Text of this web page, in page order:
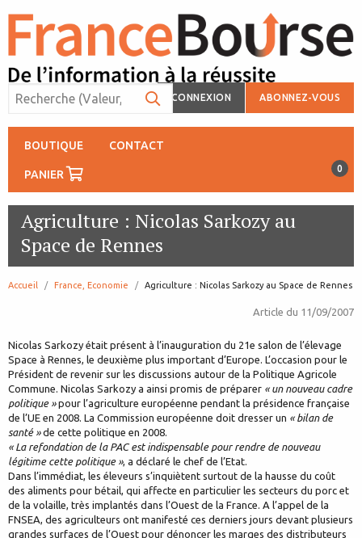
CONNEXION ABONNEZ-VOUS
BOUTIQUE CONTACT
PANIER 0
Agriculture : Nicolas Sarkozy au
Space de Rennes
Accueil France, Economie page:
Agriculture : Nicolas Sarkozy au Space de Rennes
Article du 11/09/2007
Nicolas Sarkozy était présent à l’inauguration du 21e salon de l’élevage
Space à Rennes, le deuxième plus important d’Europe. L’occasion pour le
Président de revenir sur les discussions autour de la Politique Agricole
Commune. Nicolas Sarkozy a ainsi promis de préparer « un nouveau cadre
politique »pour l’agriculture européenne pendant la présidence française
de l’UE en 2008. La Commission européenne doit dresser un « bilan de
santé »de cette politique en 2008.
« La refondation de la PAC est indispensable pour rendre de nouveau
légitime cette politique », a déclaré le chef de l’Etat.
Dans l’immédiat, les éleveurs s’inquiètent surtout de la hausse du coût
des aliments pour bétail, qui affecte en particulier les secteurs du porc et
de la volaille, très implantés dans l’Ouest de la France. A l’appel de la
FNSEA, des agriculteurs ont manifesté ces derniers jours devant plusieurs
grandes surfaces de l’Ouest pour dénoncer les marges des distributeurs